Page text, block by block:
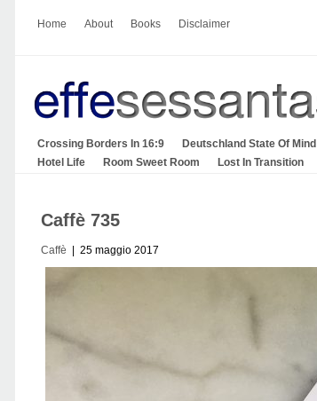
Home About Books Disclaimer
Crossing Borders In 16:9
Deutschland State Of Mind
Hotel Life
Room Sweet Room Lost In Transition
Caffè 735
Caffè | 25 maggio 2017